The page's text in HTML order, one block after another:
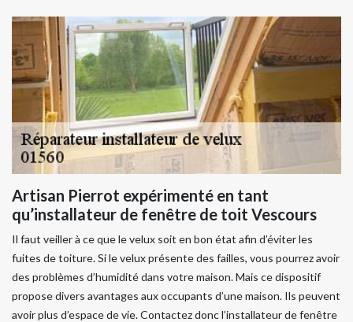
Artisan Pierrot expérimenté en tant
qu’installateur de fenêtre de toit Vescours
Il faut veiller à ce que le velux soit en bon état afin d’éviter les
fuites de toiture. Si le velux présente des failles, vous pourrez avoir
des problèmes d’humidité dans votre maison. Mais ce dispositif
propose divers avantages aux occupants d’une maison. Ils peuvent
avoir plus d’espace de vie. Contactez donc l’installateur de fenêtre